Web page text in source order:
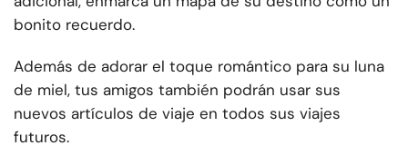
bonito recuerdo.
Además de adorar el toque romántico para su luna
de miel, tus amigos también podrán usar sus
nuevos artículos de viaje en todos sus viajes
futuros.